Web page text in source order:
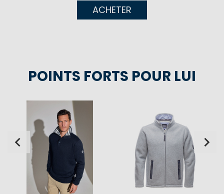
ACHETER
POINTS FORTS POUR LUI